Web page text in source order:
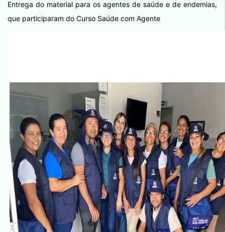
Entrega do material para os agentes de saúde e de endemias,
que participaram do Curso Saúde com Agente